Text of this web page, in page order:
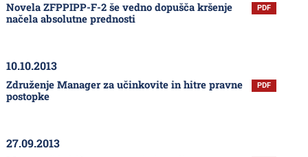
Novela ZFPPIPP-F-2 še vedno dopušča kršenje
načela absolutne prednosti
PDF
10.10.2013
Združenje Manager za učinkovite in hitre pravne
postopke
PDF
27.09.2013